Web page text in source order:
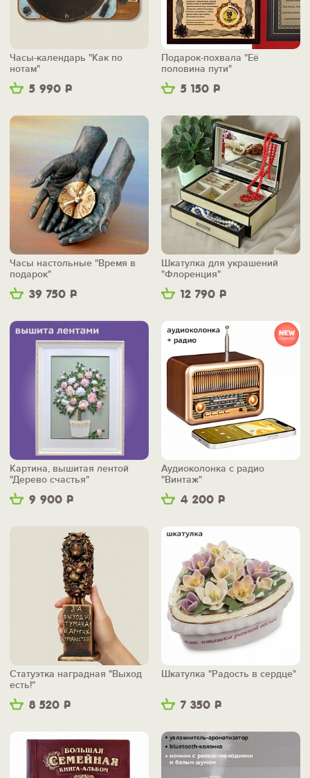
5 990 Р
Часы-календарь "Как по
нотам"
5 150 Р
Подарок-похвала "Её
половина пути"
39 750 Р
Часы настольные "Время в
подарок"
12 790 Р
Шкатулка для украшений
"Флоренция"
9 900 Р
Картина, вышитая лентой
"Дерево счастья"
4 200 Р
Аудиоколонка с радио
"Винтаж"
8 520 Р
Статуэтка наградная "Выход
есть!"
7 350 Р
Шкатулка "Радость в сердце"